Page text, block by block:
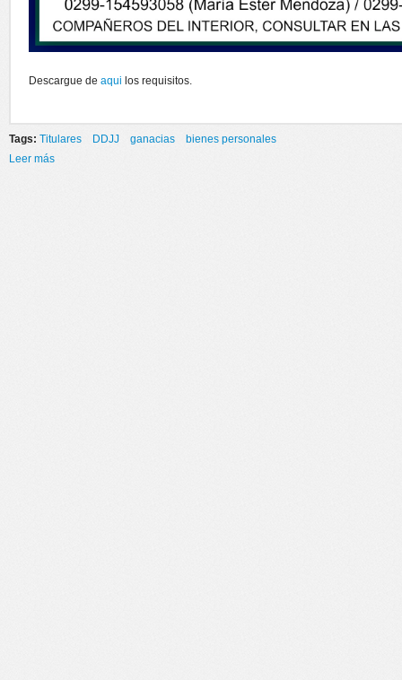
Descargue de aqui los requisitos.
Tags: Titulares DDJJ ganacias
bienes personales
Leer más